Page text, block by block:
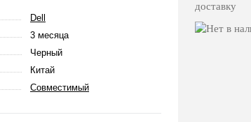
Dell
3 месяца
Черный
Китай
Совместимый
доставку